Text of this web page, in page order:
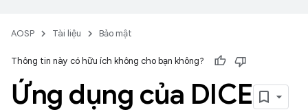
AOSP Tài liệu Bảo mật
Thông tin này có hữu ích không cho bạn không?
Ứng dụng của DICE